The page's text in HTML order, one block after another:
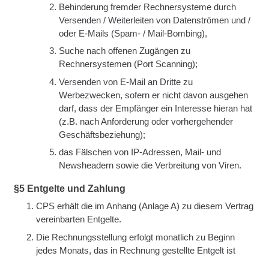
Behinderung fremder Rechnersysteme durch
Versenden / Weiterleiten von Datenströmen und /
oder E-Mails (Spam- / Mail-Bombing),
Suche nach offenen Zugängen zu
Rechnersystemen (Port Scanning);
Versenden von E-Mail an Dritte zu
Werbezwecken, sofern er nicht davon ausgehen
darf, dass der Empfänger ein Interesse hieran hat
(z.B. nach Anforderung oder vorhergehender
Geschäftsbeziehung);
das Fälschen von IP-Adressen, Mail- und
Newsheadern sowie die Verbreitung von Viren.
§5 Entgelte und Zahlung
CPS erhält die im Anhang (Anlage A) zu diesem Vertrag
vereinbarten Entgelte.
Die Rechnungsstellung erfolgt monatlich zu Beginn
jedes Monats, das in Rechnung gestellte Entgelt ist